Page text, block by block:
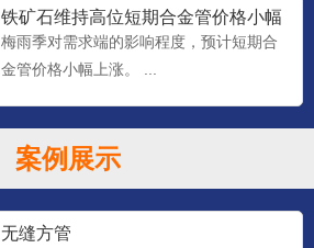
铁矿石维持高位短期合金管价格小幅
上涨
梅雨季对需求端的影响程度，预计短期合
金管价格小幅上涨。 ...
案例展示
无缝方管